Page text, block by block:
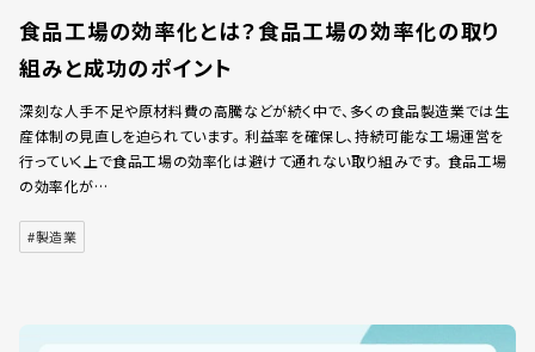
食品工場の効率化とは？食品工場の効率化の取り
組みと成功のポイント
深刻な人手不足や原材料費の高騰などが続く中で、多くの食品製造業では生
産体制の見直しを迫られています。 利益率を確保し、持続可能な工場運営を
行っていく上で食品工場の効率化は避けて通れない取り組みです。 食品工場
の効率化が…
#製造業